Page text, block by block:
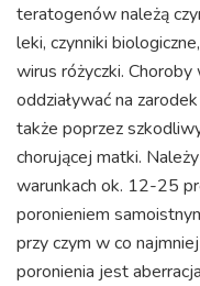
teratogenów należą
leki, czynniki
wirus różyczki.
oddziaływać na
także poprzez
chorującej matki.
warunkach ok. 12-25
poronieniem
przy czym w co
poronienia jest